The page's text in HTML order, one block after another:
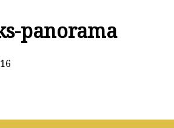
panorama